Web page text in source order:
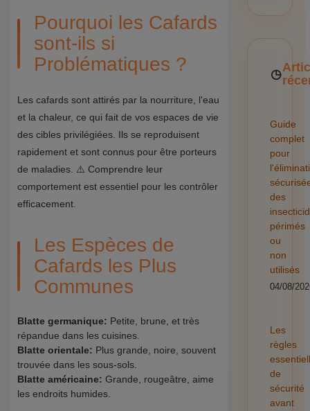
Pourquoi les Cafards
sont-ils si
Problématiques ?
Les cafards sont attirés par la nourriture, l'eau
et la chaleur, ce qui fait de vos espaces de vie
des cibles privilégiées. Ils se reproduisent
rapidement et sont connus pour être porteurs
de maladies. ⚠️ Comprendre leur
comportement est essentiel pour les contrôler
efficacement.
Les Espèces de
Cafards les Plus
Communes
Blatte germanique: Petite, brune, et très
répandue dans les cuisines.
Blatte orientale: Plus grande, noire, souvent
trouvée dans les sous-sols.
Blatte américaine: Grande, rougeâtre, aime
les endroits humides.
Guide
complet
pour
des
périmés
ou
non
utilisés
04/08/
Les
règles
de
sécurité
avant